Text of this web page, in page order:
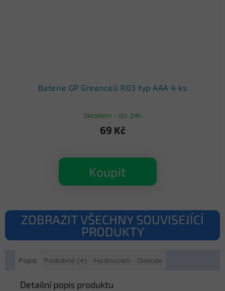
Baterie GP Greencell R03 typ AAA 4 ks
Skladem - do 24h
69 Kč
Koupit
ZOBRAZIT VŠECHNY SOUVISEJÍCÍ
PRODUKTY
Popis Podobné (4) Hodnocení Diskuze
Detailní popis produktu